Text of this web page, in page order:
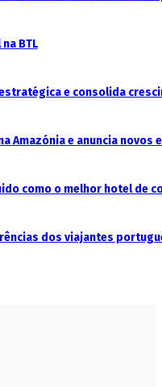
BTL
e consolida
Amazónia e anuncia
como o melhor hotel de
dos viajantes